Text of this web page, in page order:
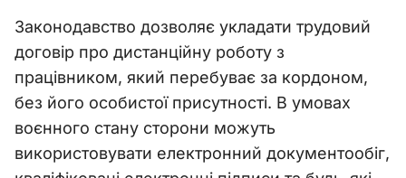
Законодавство дозволяє укладати трудовий
договір про дистанційну роботу з
працівником, який перебуває за кордоном,
без його особистої присутності. В умовах
воєнного стану сторони можуть
використовувати електронний документообіг,